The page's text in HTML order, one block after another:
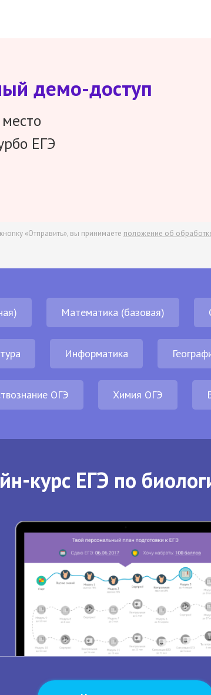
демо-доступ
ЕГЭ
«Отправить», вы принимаете положение об
Математика (базовая)
Информатика
ОГЭ Химия ОГЭ
курс ЕГЭ по